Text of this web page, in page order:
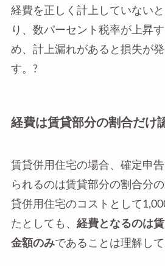
経費を正しく計上していない
り、数パーセント税率が上昇
め、計上漏れがあると損失が
す。?
経費は賃貸部分の割合だけ
賃貸併用住宅の場合、確定申
られるのは賃貸部分の割合分
貸併用住宅のコストとして
たとしても、 経費となるのは
金額のみであることは理解して